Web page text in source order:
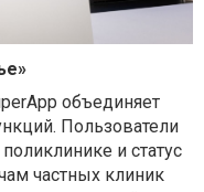
объединяет
Пользователи
и статус
частных клиник